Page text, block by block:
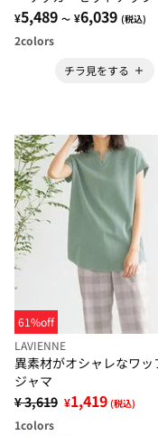
¥5,489 ～ ¥6,039 (税込)
2colors
チラ見をする
61%off
LAVIENNE
異素材がオシャレなワッ
ジャマ
¥ 3,619 ¥1,419 (税込)
1colors